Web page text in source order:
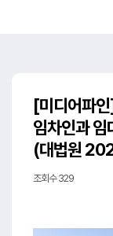
[미디어파
임차인과 임
(대법원
조회수 329